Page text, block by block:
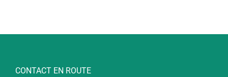
CONTACT EN ROUTE